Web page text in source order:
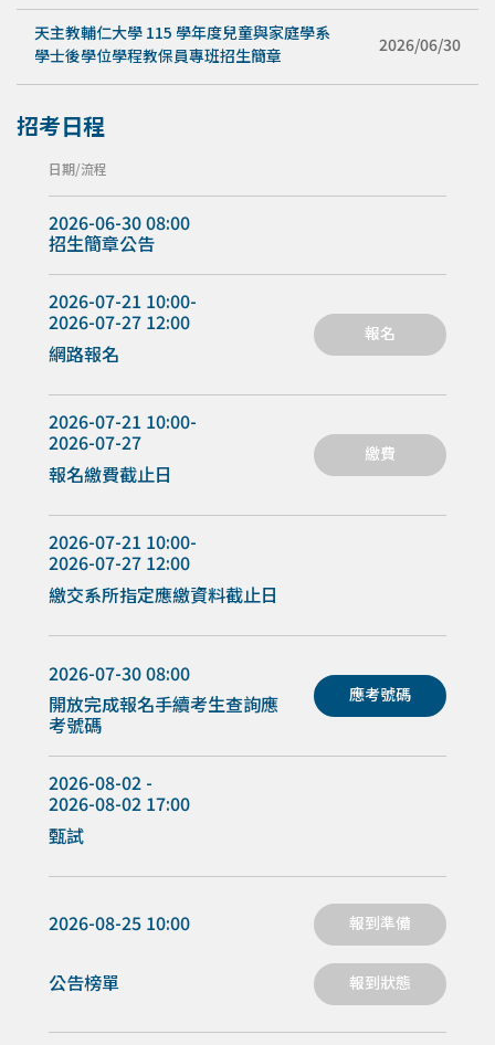
天主教輔仁大學 115 學年度兒童與家庭學系
學士後學位學程教保員專班招生簡章
2026/06/30
招考日程
日期 流程
2026-06-30 08:00
招生簡章公告
2026-07-21 10:00-
2026-07-27 12:00
網路報名
報名
2026-07-21 10:00-
2026-07-27
報名繳費截止日
繳費
2026-07-21 10:00-
2026-07-27 12:00
繳交系所指定應繳資料截止日
2026-07-30 08:00
開放完成報名手續考生查詢應
考號碼
應考號碼
2026-08-02 -
2026-08-02 17:00
甄試
2026-08-25 10:00
公告榜單
報到準備
報到狀態